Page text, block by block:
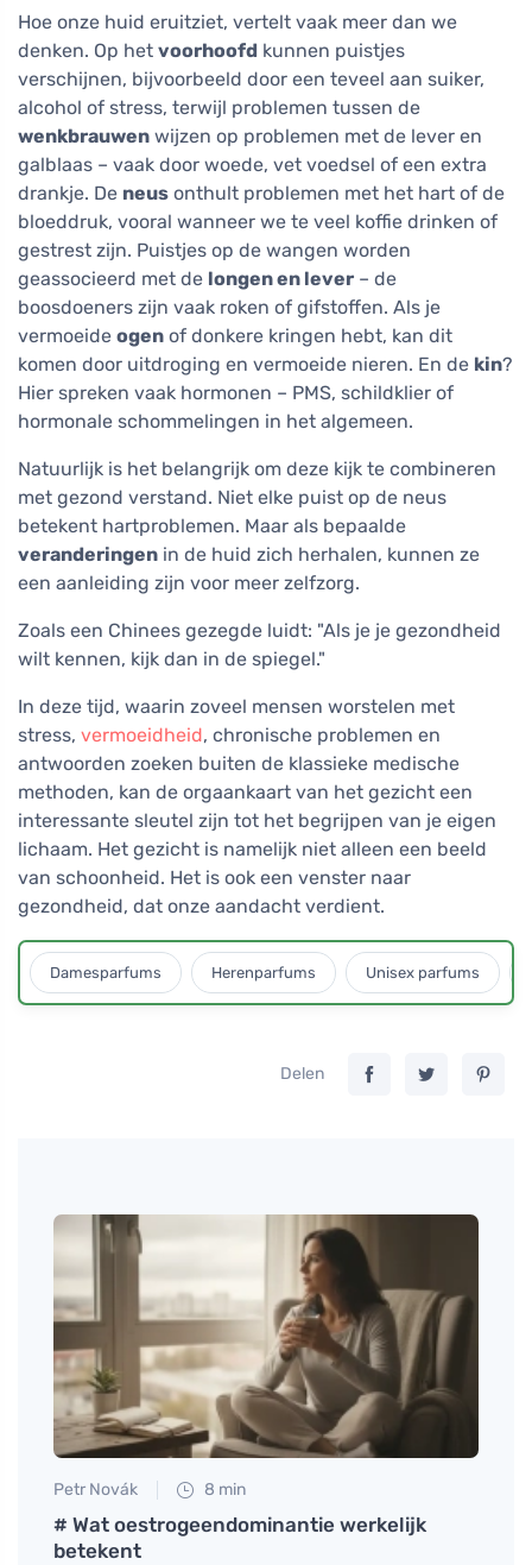
Hoe onze huid eruitziet, vertelt vaak meer dan we
denken. Op het voorhoofd kunnen puistjes
verschijnen, bijvoorbeeld door een teveel aan suiker,
alcohol of stress, terwijl problemen tussen de
wenkbrauwen wijzen op problemen met de lever en
galblaas – vaak door woede, vet voedsel of een extra
drankje. De neus onthult problemen met het hart of de
bloeddruk, vooral wanneer we te veel koffie drinken of
gestrest zijn. Puistjes op de wangen worden
geassocieerd met de longen en lever – de
boosdoeners zijn vaak roken of gifstoffen. Als je
vermoeide ogen of donkere kringen hebt, kan dit
komen door uitdroging en vermoeide nieren. En de kin?
Hier spreken vaak hormonen – PMS, schildklier of
hormonale schommelingen in het algemeen.
Natuurlijk is het belangrijk om deze kijk te combineren
met gezond verstand. Niet elke puist op de neus
betekent hartproblemen. Maar als bepaalde
veranderingen in de huid zich herhalen, kunnen ze
een aanleiding zijn voor meer zelfzorg.
Zoals een Chinees gezegde luidt: "Als je je gezondheid
wilt kennen, kijk dan in de spiegel."
In deze tijd, waarin zoveel mensen worstelen met
stress, vermoeidheid, chronische problemen en
antwoorden zoeken buiten de klassieke medische
methoden, kan de orgaankaart van het gezicht een
interessante sleutel zijn tot het begrijpen van je eigen
lichaam. Het gezicht is namelijk niet alleen een beeld
van schoonheid. Het is ook een venster naar
gezondheid, dat onze aandacht verdient.
Damesparfums Herenparfums Unisex parfums
Delen
Petr Novák 8 min
# Wat oestrogeendominantie werkelijk
betekent